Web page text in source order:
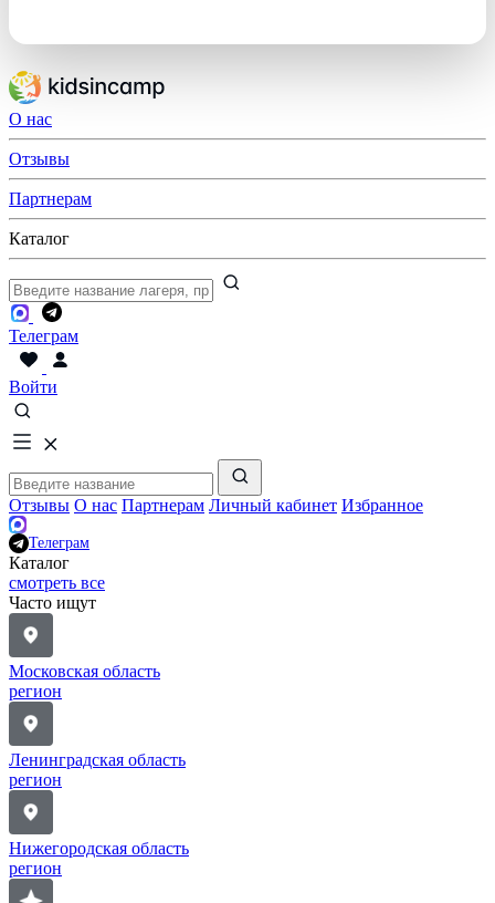
О нас
Отзывы
Партнерам
Каталог
Телеграм
Войти
Отзывы О нас Партнерам Личный кабинет Избранное
Телеграм
Каталог
смотреть все
Часто ищут
Московская область
регион
Ленинградская область
регион
Нижегородская область
регион